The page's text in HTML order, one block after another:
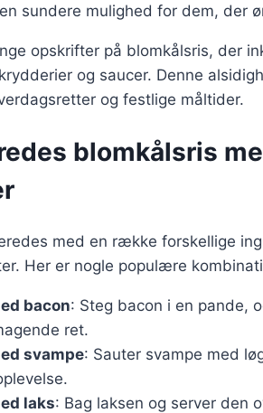
sundere mulighed for dem, der
opskrifter på blomkålsris, der
og saucer. Denne
og festlige måltider.
blomkålsris
med en række forskellige
Her er nogle populære
bacon: Steg bacon i en pande,
ret.
svampe: Sauter svampe med
laks: Bag laksen og server den